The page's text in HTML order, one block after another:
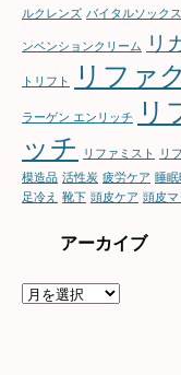
ルクレンズ バイタルソックス
ンベンションクリーム リ
トリフト リファ
ラーゲン エンリッチ
リ
ッチ
リファミスト リ
模造品 活性炭 疲労ケア 睡眠
足冷え 靴下 頭皮ケア 頭皮マ
アーカイブ
ア